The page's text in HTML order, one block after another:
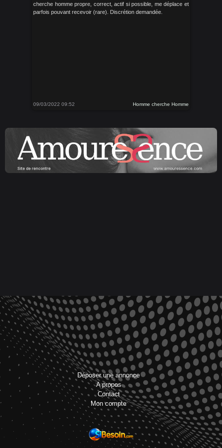
cherche homme propre, correct, actif si possible, me déplace et
parfois pouvant recevoir (rare). Discrétion demandée.
09/03/2022 09:52 Homme cherche Homme
Déposer une annonce
A propos
Contact
Mon compte